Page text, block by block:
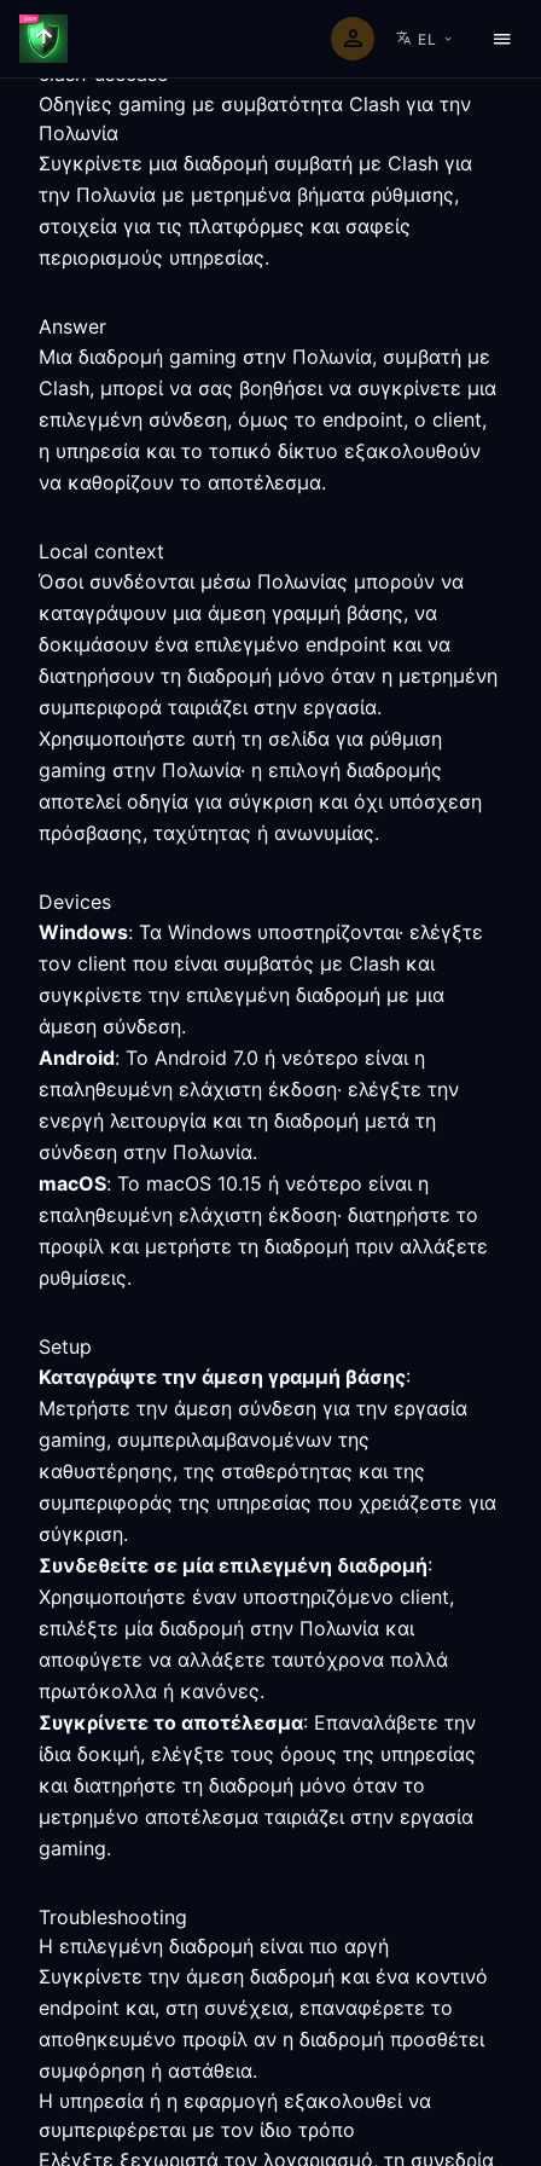
EL
clash-usecase
Οδηγίες gaming με συμβατότητα Clash για την
Πολωνία
Συγκρίνετε μια διαδρομή συμβατή με Clash για
την Πολωνία με μετρημένα βήματα ρύθμισης,
στοιχεία για τις πλατφόρμες και σαφείς
περιορισμούς υπηρεσίας.
Answer
Μια διαδρομή gaming στην Πολωνία, συμβατή με
Clash, μπορεί να σας βοηθήσει να συγκρίνετε μια
επιλεγμένη σύνδεση, όμως το endpoint, ο client,
η υπηρεσία και το τοπικό δίκτυο εξακολουθούν
να καθορίζουν το αποτέλεσμα.
Local context
Όσοι συνδέονται μέσω Πολωνίας μπορούν να
καταγράψουν μια άμεση γραμμή βάσης, να
δοκιμάσουν ένα επιλεγμένο endpoint και να
διατηρήσουν τη διαδρομή μόνο όταν η μετρημένη
συμπεριφορά ταιριάζει στην εργασία.
Χρησιμοποιήστε αυτή τη σελίδα για ρύθμιση
gaming στην Πολωνία· η επιλογή διαδρομής
αποτελεί οδηγία για σύγκριση και όχι υπόσχεση
πρόσβασης, ταχύτητας ή ανωνυμίας.
Devices
Windows: Τα Windows υποστηρίζονται· ελέγξτε
τον client που είναι συμβατός με Clash και
συγκρίνετε την επιλεγμένη διαδρομή με μια
άμεση σύνδεση.
Android: Το Android 7.0 ή νεότερο είναι η
επαληθευμένη ελάχιστη έκδοση· ελέγξτε την
ενεργή λειτουργία και τη διαδρομή μετά τη
σύνδεση στην Πολωνία.
macOS: Το macOS 10.15 ή νεότερο είναι η
επαληθευμένη ελάχιστη έκδοση· διατηρήστε το
προφίλ και μετρήστε τη διαδρομή πριν αλλάξετε
ρυθμίσεις.
Setup
Καταγράψτε την άμεση γραμμή βάσης:
Μετρήστε την άμεση σύνδεση για την εργασία
gaming, συμπεριλαμβανομένων της
καθυστέρησης, της σταθερότητας και της
συμπεριφοράς της υπηρεσίας που χρειάζεστε για
σύγκριση.
Συνδεθείτε σε μία επιλεγμένη διαδρομή:
Χρησιμοποιήστε έναν υποστηριζόμενο client,
επιλέξτε μία διαδρομή στην Πολωνία και
αποφύγετε να αλλάξετε ταυτόχρονα πολλά
πρωτόκολλα ή κανόνες.
Συγκρίνετε το αποτέλεσμα: Επαναλάβετε την
ίδια δοκιμή, ελέγξτε τους όρους της υπηρεσίας
και διατηρήστε τη διαδρομή μόνο όταν το
μετρημένο αποτέλεσμα ταιριάζει στην εργασία
gaming.
Troubleshooting
Η επιλεγμένη διαδρομή είναι πιο αργή
Συγκρίνετε την άμεση διαδρομή και ένα κοντινό
endpoint και, στη συνέχεια, επαναφέρετε το
αποθηκευμένο προφίλ αν η διαδρομή προσθέτει
συμφόρηση ή αστάθεια.
Η υπηρεσία ή η εφαρμογή εξακολουθεί να
συμπεριφέρεται με τον ίδιο τρόπο
Ελέγξτε ξεχωριστά τον λογαριασμό, τη συνεδρία